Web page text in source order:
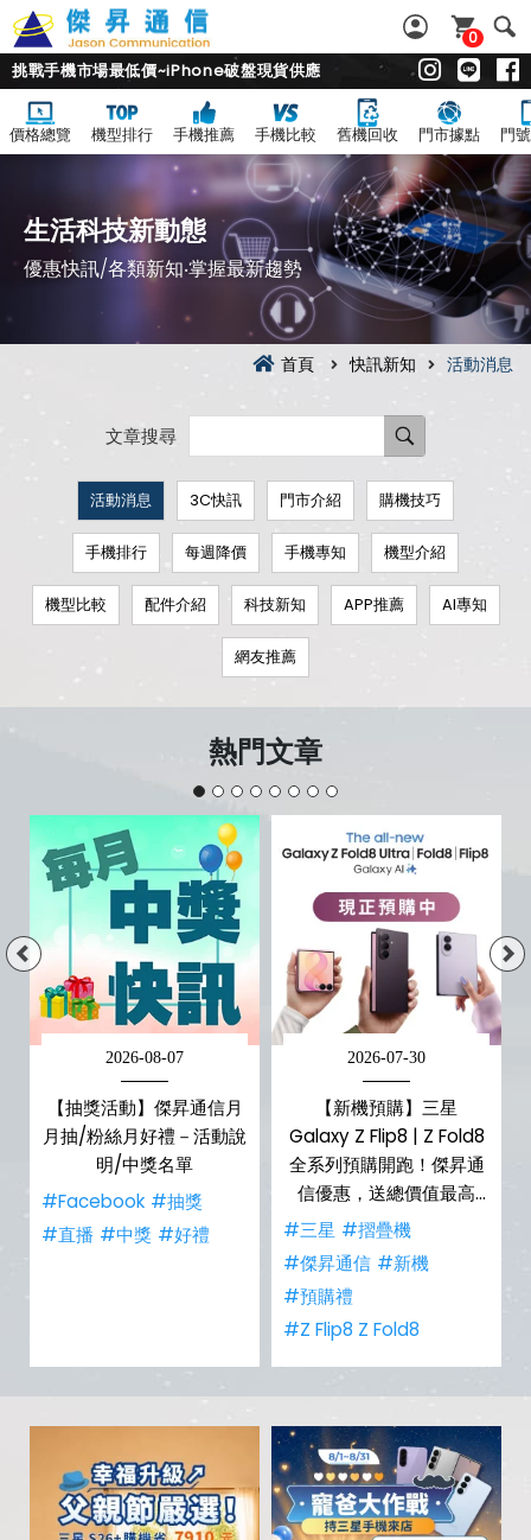
0
挑戰手機市場最低價~iPhone破盤現貨供應
價格總覽 機型排行 手機推薦 手機比較 舊機回收 門市據點 門
生活科技新動態
優惠快訊/各類新知‧掌握最新趨勢
首頁 快訊新知 活動消息
文章搜尋
活動消息 3C快訊 門市介紹 購機技巧
手機排行 每週降價 手機專知 機型介紹
機型比較 配件介紹 科技新知 APP推薦 AI專知
網友推薦
熱門文章
2026-08-07
【抽獎活動】傑昇通信月
月抽/粉絲月好禮－活動說
明/中獎名單
#Facebook #抽獎
#直播 #中獎 #好禮
2026-07-30
【新機預購】三星
Galaxy Z Flip8 | Z Fold8
全系列預購開跑！傑昇通
信優惠，送總價值最高
$2,180 好禮
#三星 #摺疊機
#傑昇通信 #新機
#預購禮
#Z Flip8 Z Fold8